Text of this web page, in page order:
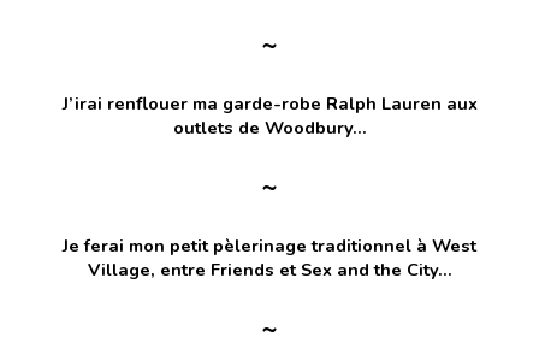
~
J’irai renflouer ma garde-robe Ralph Lauren aux
outlets de Woodbury…
~
Je ferai mon petit pèlerinage traditionnel à West
Village, entre Friends et Sex and the City…
~